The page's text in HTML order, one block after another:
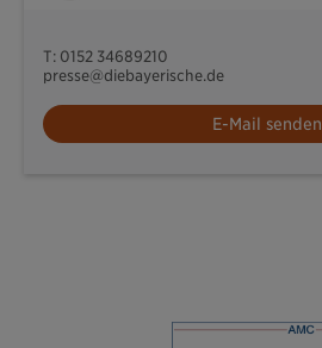
T: 0152 34689210
presse@diebayerische.de
E-Mail senden